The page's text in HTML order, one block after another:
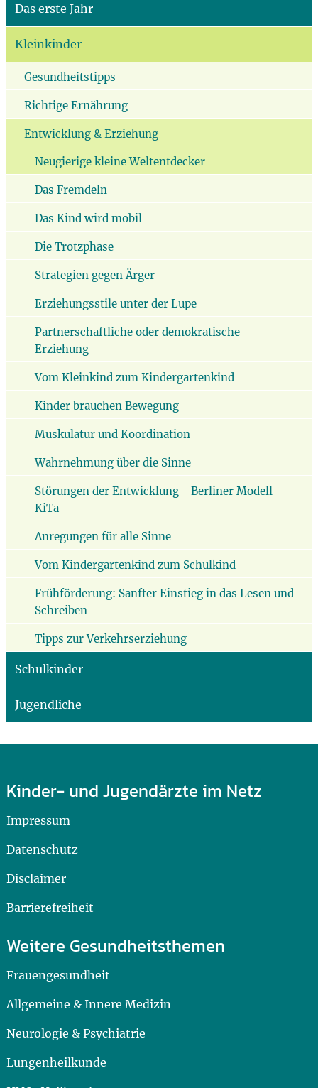
Das erste Jahr
Kleinkinder
Gesundheitstipps
Richtige Ernährung
Entwicklung & Erziehung
Neugierige kleine Weltentdecker
Das Fremdeln
Das Kind wird mobil
Die Trotzphase
Strategien gegen Ärger
Erziehungsstile unter der Lupe
Partnerschaftliche oder demokratische
Erziehung
Vom Kleinkind zum Kindergartenkind
Kinder brauchen Bewegung
Muskulatur und Koordination
Wahrnehmung über die Sinne
Störungen der Entwicklung - Berliner Modell-
KiTa
Anregungen für alle Sinne
Vom Kindergartenkind zum Schulkind
Frühförderung: Sanfter Einstieg in das Lesen und
Schreiben
Tipps zur Verkehrserziehung
Schulkinder
Jugendliche
Kinder- und Jugendärzte im Netz
Impressum
Datenschutz
Disclaimer
Barrierefreiheit
Weitere Gesundheitsthemen
Frauengesundheit
Allgemeine & Innere Medizin
Neurologie & Psychiatrie
Lungenheilkunde